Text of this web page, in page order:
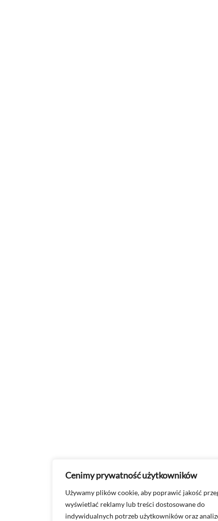
Cenimy prywatność użytkowników
Używamy plików cookie, aby poprawić jakość
wyświetlać reklamy lub treści dostosowane do
indywidualnych potrzeb użytkowników oraz